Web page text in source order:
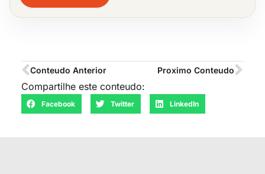
Conteudo Anterior Proximo Conteudo
Compartilhe este conteudo:
Facebook Twitter LinkedIn